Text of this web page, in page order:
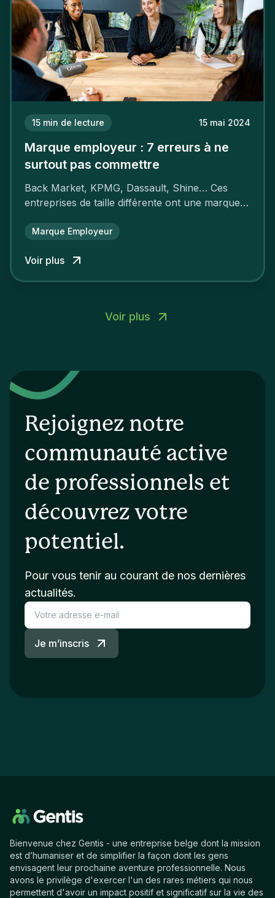
15 min de lecture 15 mai 2024
Marque employeur : 7 erreurs à ne
surtout pas commettre
Back Market, KPMG, Dassault, Shine… Ces
entreprises de taille différente ont une marque
attractivité et une fidélisation à faire pâlir leurs
Marque Employeur
Voir plus
Voir plus
Rejoignez notre
communauté active
de professionnels et
découvrez votre
potentiel.
Pour vous tenir au courant de nos dernières
actualités.
Je m’inscris
Bienvenue chez Gentis - une entreprise belge dont la mission
est d’humaniser et de simplifier la façon dont les gens
envisagent leur prochaine aventure professionnelle. Nous
avons le privilège d'exercer l'un des rares métiers qui nous
permettent d'avoir un impact positif et significatif sur la vie des